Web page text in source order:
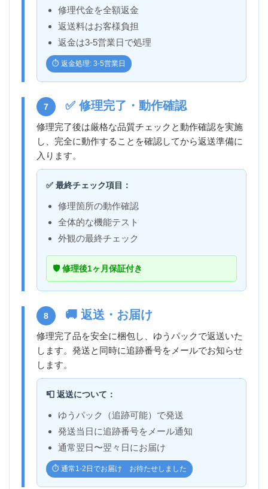
修理代金を全額返金
返送料はお客様負担
返金は3-5営業日で処理
⏱️ 返金処理: 3-5営業日
7 ✅ 修理完了・動作確認
修理完了後は厳格な品質チェックと動作確認を実施
し、完全に動作することを確認してから返送準備に
入ります。
✅ 最終チェック項目：
修理箇所の動作確認
全体的な機能テスト
外観の最終チェック
🛡️ 修理後1ヶ月保証付き
8 🚚 返送・お届け
修理完了品を安全に梱包し、ゆうパックで返送いた
します。発送と同時に追跡番号をメールでお知らせ
します。
📮 返送について：
ゆうパック（追跡可能）で発送
発送当日に追跡番号をメール通知
通常翌日〜翌々日にお届け
⏱️ 通常1-2日でお届け お待たせしました